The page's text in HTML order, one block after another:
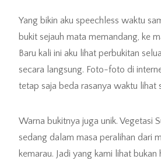
Yang bikin aku speechless waktu
bukit sejauh mata memandang, ke
Baru kali ini aku lihat perbukitan
secara langsung. Foto-foto di
tetap saja beda rasanya waktu lihat
Warna bukitnya juga unik. Vegetasi
sedang dalam masa peralihan dari
kemarau. Jadi yang kami lihat bukan